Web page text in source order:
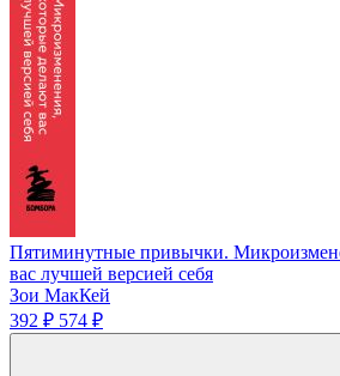
Пятиминутные привычки.
вас лучшей версией себя
Зои МакКей
392 ₽ 574 ₽